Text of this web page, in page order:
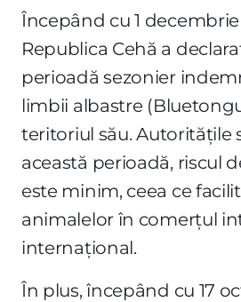
Începând cu 1 decembrie
Republica Cehă a
perioadă sezonier
limbii albastre
teritoriul său. Autoritățile
această perioadă, riscul
este minim, ceea ce
animalelor în comerțul
internațional.
În plus, începând cu 17